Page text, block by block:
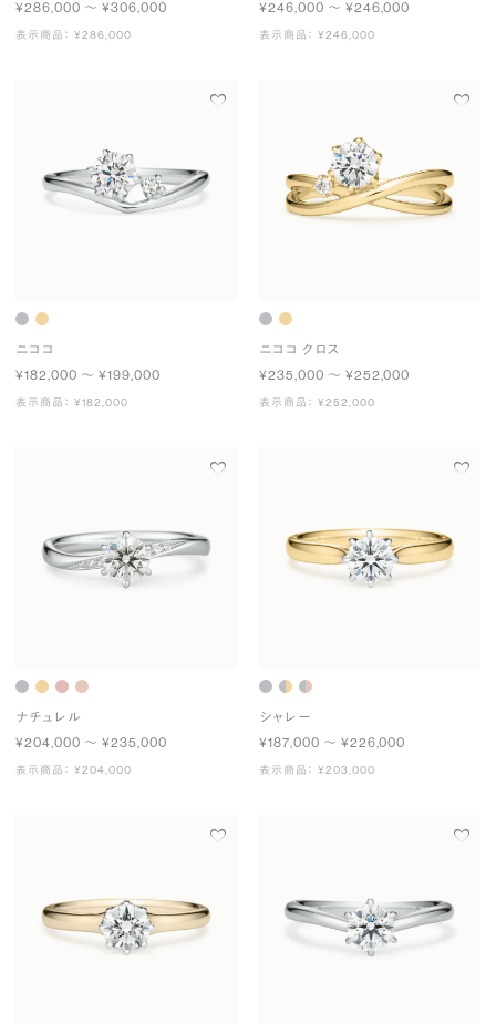
¥286,000 〜 ¥306,000
表示商品： ¥286,000
¥246,000 〜 ¥246,000
表示商品： ¥246,000
ニココ
¥182,000 〜 ¥199,000
表示商品： ¥182,000
ニココ クロス
¥235,000 〜 ¥252,000
表示商品： ¥252,000
ナチュレル
¥204,000 〜 ¥235,000
表示商品： ¥204,000
シャレー
¥187,000 〜 ¥226,000
表示商品： ¥203,000